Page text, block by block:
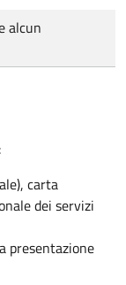
alcun
carta
dei servizi
presentazione